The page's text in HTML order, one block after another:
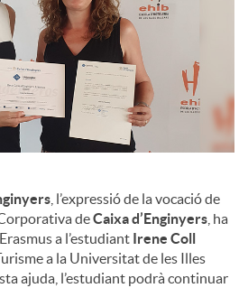
, l’expressió de la vocació de
deCaixa d’Enginyers , ha
a l’estudiant Irene Coll
a la Universitat de les Illes
ajuda, l’estudiant podrà continuar